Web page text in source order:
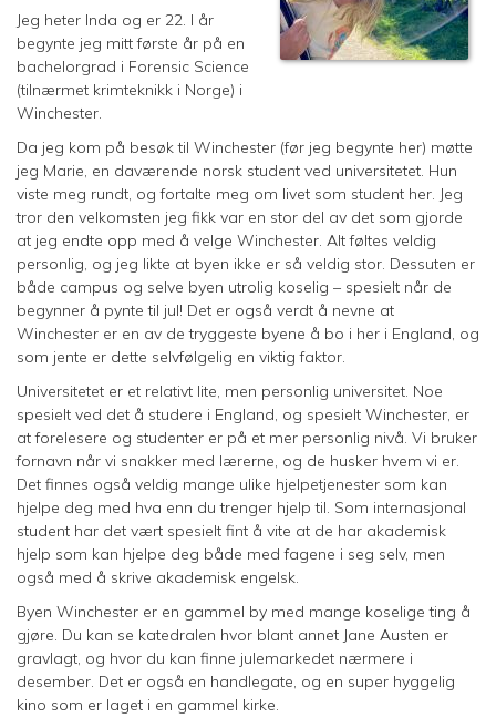
Jeg heter Inda og er 22. I år
begynte jeg mitt første år på en
bachelorgrad i Forensic Science
(tilnærmet krimteknikk i Norge) i
Winchester.
Da jeg kom på besøk til Winchester (før jeg begynte her) møtte
jeg Marie, en daværende norsk student ved universitetet. Hun
viste meg rundt, og fortalte meg om livet som student her. Jeg
tror den velkomsten jeg fikk var en stor del av det som gjorde
at jeg endte opp med å velge Winchester. Alt føltes veldig
personlig, og jeg likte at byen ikke er så veldig stor. Dessuten er
både campus og selve byen utrolig koselig – spesielt når de
begynner å pynte til jul! Det er også verdt å nevne at
Winchester er en av de tryggeste byene å bo i her i England, og
som jente er dette selvfølgelig en viktig faktor.
Universitetet er et relativt lite, men personlig universitet. Noe
spesielt ved det å studere i England, og spesielt Winchester, er
at forelesere og studenter er på et mer personlig nivå. Vi bruker
fornavn når vi snakker med lærerne, og de husker hvem vi er.
Det finnes også veldig mange ulike hjelpetjenester som kan
hjelpe deg med hva enn du trenger hjelp til. Som internasjonal
student har det vært spesielt fint å vite at de har akademisk
hjelp som kan hjelpe deg både med fagene i seg selv, men
også med å skrive akademisk engelsk.
Byen Winchester er en gammel by med mange koselige ting å
gjøre. Du kan se katedralen hvor blant annet Jane Austen er
gravlagt, og hvor du kan finne julemarkedet nærmere i
desember. Det er også en handlegate, og en super hyggelig
kino som er laget i en gammel kirke.